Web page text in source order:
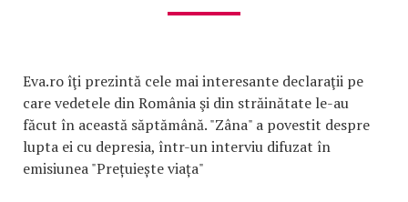
Eva.ro îţi prezintă cele mai interesante declaraţii pe
care vedetele din România şi din străinătate le-au
făcut în această săptămână. "Zâna" a povestit despre
lupta ei cu depresia, într-un interviu difuzat în
emisiunea "Prețuiește viața"